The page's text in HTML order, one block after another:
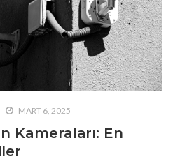
MART 6, 2025
Kameraları: En